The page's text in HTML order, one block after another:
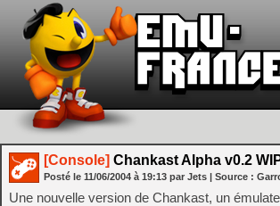
[Console] Chankast Alpha v0.2
Posté le 11/06/2004 à 19:13 par Jets | Source :
Une nouvelle version de Chankast, un